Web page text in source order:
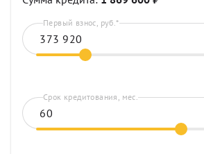
Первый взнос, руб.*
Срок кредитования, мес.